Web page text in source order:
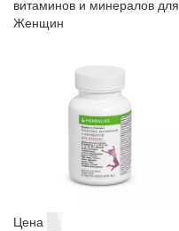
витаминов и минералов для
Женщин
Цена